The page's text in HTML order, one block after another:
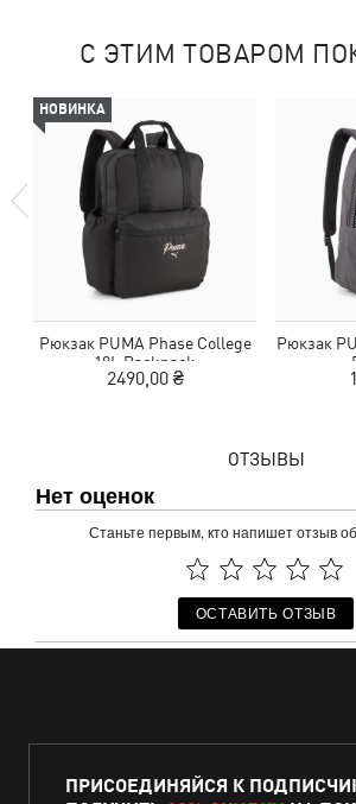
С ЭТИМ ТОВАРОМ
НОВИНКА
Рюкзак PUMA Phase College
18L Backpack
2490,00 ₴
Рюкзак
ОТЗЫВЫ
Нет оценок
Станьте первым, кто напишет отзыв
ОСТАВИТЬ ОТЗЫВ
ПРИСОЕДИНЯЙСЯ К